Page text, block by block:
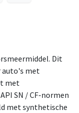
Dit
auto's met
met
SN / CF-normen
met synthetische